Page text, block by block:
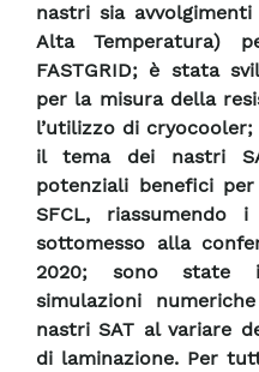
nastri sia
Alta Temperatura)
FASTGRID; è stata
per la misura della
l’utilizzo di
il tema dei nastri
potenziali benefici
SFCL,
sottomesso alla
2020; sono state
simulazioni
nastri SAT al variare
di laminazione. Per